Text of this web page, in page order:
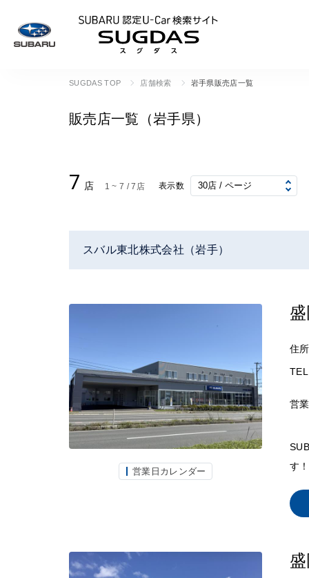
SUGDAS TOP 店舗検索 岩手県販売店一覧
販売店一覧（岩手県）
7 店 1 ~ 7 / 7店 表示数
スバル東北株式会社（岩手）
営業日カレンダー
住所
TEL
営
す